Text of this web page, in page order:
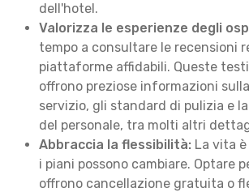
dell'hotel.
Valorizza le esperienze degli
tempo a consultare le recensioni
piattaforme affidabili. Queste
offrono preziose informazioni
servizio, gli standard di pulizia e
del personale, tra molti altri
Abbraccia la flessibilità: La vita
i piani possono cambiare. Optare
offrono cancellazione gratuita o